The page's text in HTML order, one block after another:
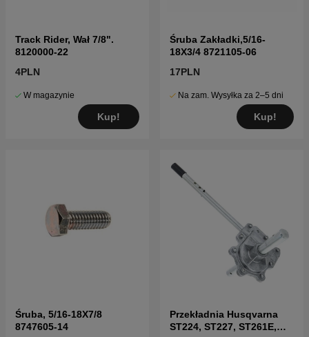
Track Rider, Wał 7/8".
8120000-22
4PLN
W magazynie
Kup!
Śruba Zakładki,5/16-
18X3/4 8721105-06
17PLN
Na zam. Wysyłka za 2–5 dni
Kup!
Śruba, 5/16-18X7/8
8747605-14
Przekładnia Husqvarna
ST224, ST227, ST261E,